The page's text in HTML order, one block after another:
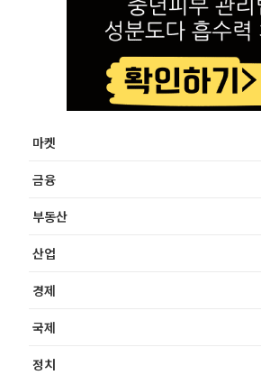
마켓
금융
부동산
산업
경제
국제
정치